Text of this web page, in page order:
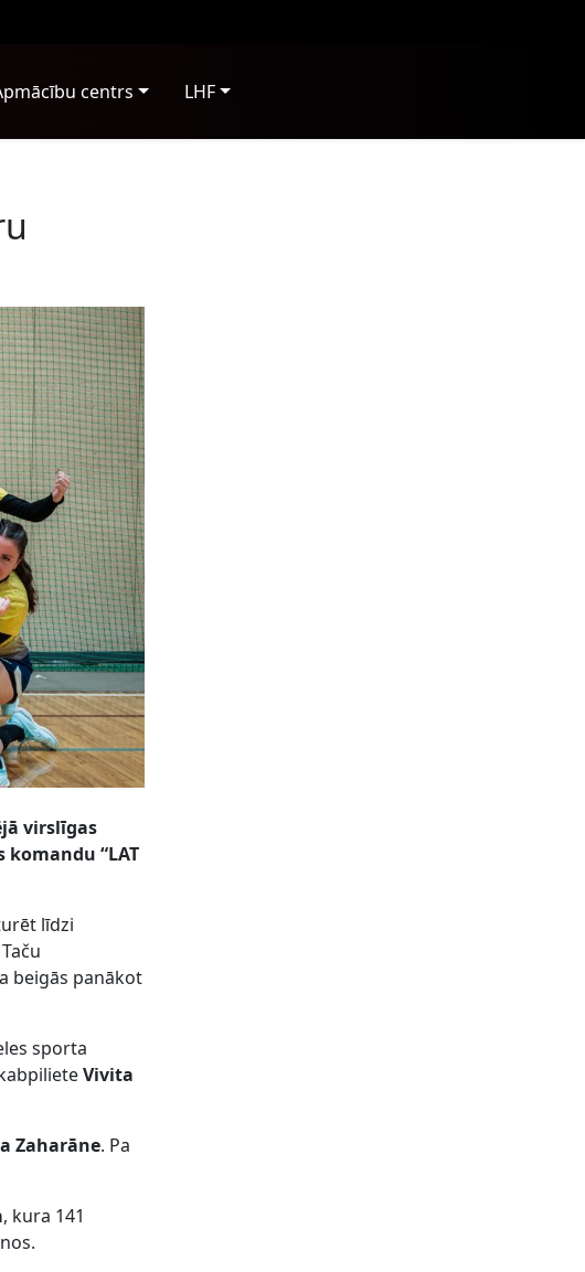
centrs LHF
virslīgas
komandu “LAT
līdzi
beigās panākot
sporta
Vivita
Zaharāne. Pa
, kura 141